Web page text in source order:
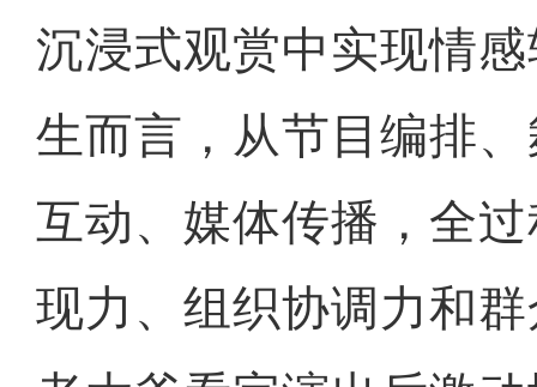
沉浸式观赏中实现情
生而言，从节目编排
互动、媒体传播，全
现力、组织协调力和